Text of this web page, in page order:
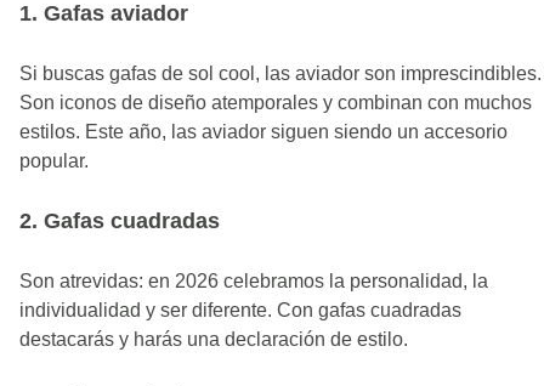
1. Gafas aviador
Si buscas gafas de sol cool, las aviador son imprescindibles.
Son iconos de diseño atemporales y combinan con muchos
estilos. Este año, las aviador siguen siendo un accesorio
popular.
2. Gafas cuadradas
Son atrevidas: en 2026 celebramos la personalidad, la
individualidad y ser diferente. Con gafas cuadradas
destacarás y harás una declaración de estilo.